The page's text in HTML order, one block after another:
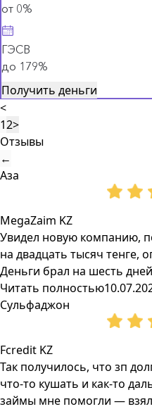
от 0%
ГЭСВ
до 179%
Получить деньги
<
12>
Отзывы
←
Аза
MegaZaim KZ
Увидел новую компанию,
на двадцать тысяч тенге,
Деньги брал на шесть
Читать полностью
Сульфаджон
Fcredit KZ
Так получилось, что зп
что-то кушать и как-то
займы мне помогли — взял